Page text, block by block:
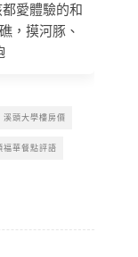
愛體驗的和
，摸河豚、
溪頭大學樓房價
福華餐點評語